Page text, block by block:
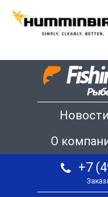
Новости
О
+7